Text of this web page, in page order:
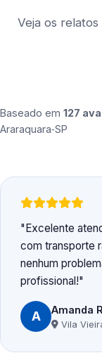
Veja os
Baseado em 127
Araraquara‑SP
Excelente
com transporte
nenhum
profissional!
A Amanda
Vila